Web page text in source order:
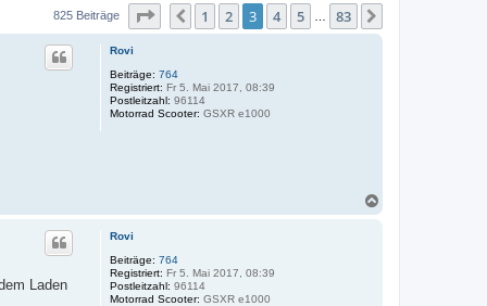
825 Beiträge Seite von83
Vorherige
1 2 3 4 5 83
Rovi
Beiträge: 764
Registriert: Fr 5. Mai 2017, 08:39
Postleitzahl: 96114
Motorrad Scooter: GSXR e1000
Rovi
Beiträge: 764
Registriert: Fr 5. Mai 2017, 08:39
Postleitzahl: 96114
Motorrad Scooter: GSXR e1000
Laden